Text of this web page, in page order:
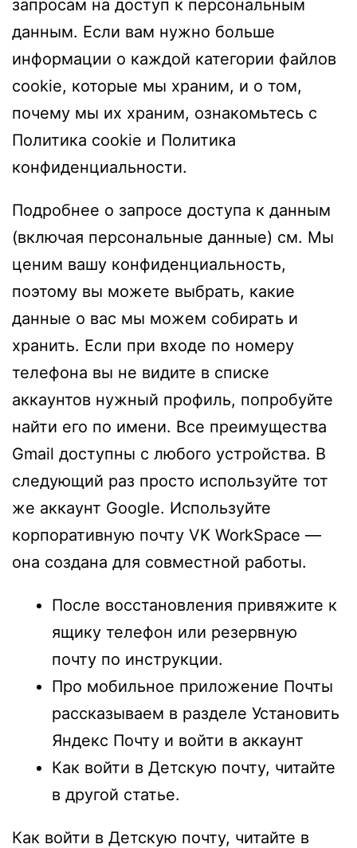
запросам на доступ к персональным
данным. Если вам нужно больше
информации о каждой категории файлов
cookie, которые мы храним, и о том,
почему мы их храним, ознакомьтесь с
Политика cookie и Политика
конфиденциальности.
Подробнее о запросе доступа к данным
(включая персональные данные) см. Мы
ценим вашу конфиденциальность,
поэтому вы можете выбрать, какие
данные о вас мы можем собирать и
хранить. Если при входе по номеру
телефона вы не видите в списке
аккаунтов нужный профиль, попробуйте
найти его по имени. Все преимущества
Gmail доступны с любого устройства. В
следующий раз просто используйте тот
же аккаунт Google. Используйте
корпоративную почту VK WorkSpace —
она создана для совместной работы.
После восстановления привяжите к
ящику телефон или резервную
почту по инструкции.
Про мобильное приложение Почты
рассказываем в разделе Установить
Яндекс Почту и войти в аккаунт
Как войти в Детскую почту, читайте
в другой статье.
Как войти в Детскую почту, читайте в